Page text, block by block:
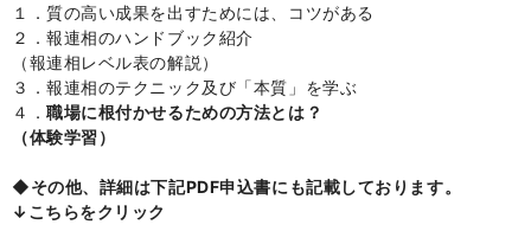
１．質の高い成果を出すためには、コツがある
２．報連相のハンドブック紹介
（報連相レベル表の解説）
３．報連相のテクニック及び「本質」を学ぶ
４．職場に根付かせるための方法とは？
（体験学習）
◆その他、詳細は下記PDF申込書にも記載しております。
↓こちらをクリック